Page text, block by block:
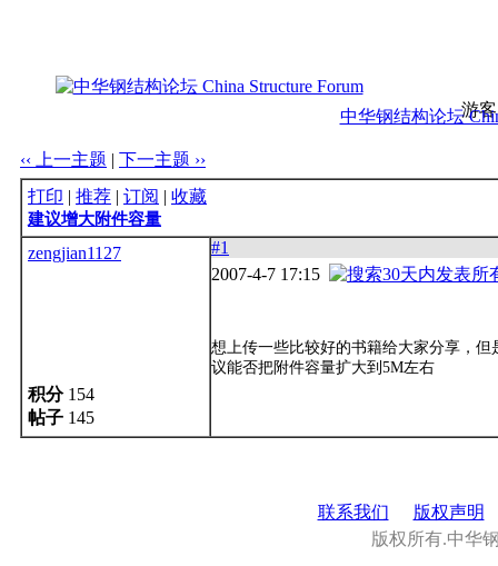
游
中华钢结构论坛
‹‹ 上一主题 | 下一主题 ››
打印 | 推荐 | 订阅 | 收藏
建议增大附件容量
zengjian1127
积分154
帖子 145
#1
2007-4-7 17:15
想上传一些比较好的书籍给大家分享，
议能否把附件容量扩大到5M左右
联系我们
版权声明
版权所有.中华